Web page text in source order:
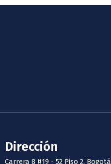
Dirección
Carrera 8 #19 - 52 Piso 2. Bogotá